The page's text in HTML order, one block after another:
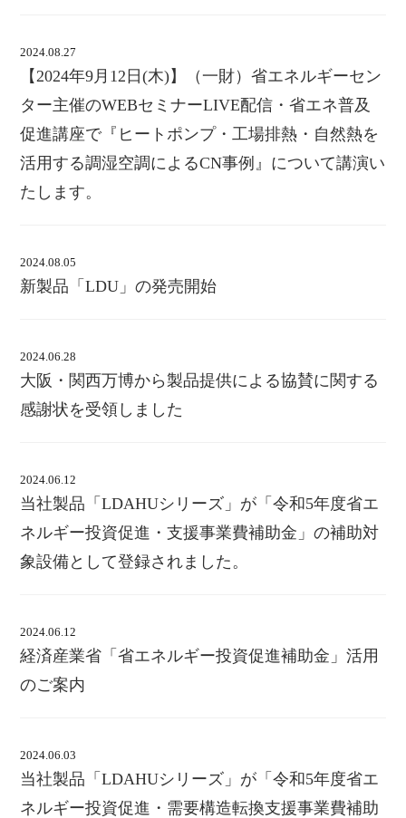
2024.08.27
【2024年9月12日(木)】（一財）省エネルギーセン
ター主催のWEBセミナーLIVE配信・省エネ普及
促進講座で『ヒートポンプ・工場排熱・自然熱を
活用する調湿空調によるCN事例』について講演い
たします。
2024.08.05
新製品「LDU」の発売開始
2024.06.28
大阪・関西万博から製品提供による協賛に関する
感謝状を受領しました
2024.06.12
当社製品「LDAHUシリーズ」が「令和5年度省エ
ネルギー投資促進・支援事業費補助金」の補助対
象設備として登録されました。
2024.06.12
経済産業省「省エネルギー投資促進補助金」活用
のご案内
2024.06.03
当社製品「LDAHUシリーズ」が「令和5年度省エ
ネルギー投資促進・需要構造転換支援事業費補助